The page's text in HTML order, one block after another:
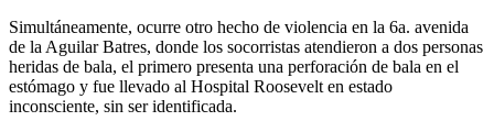
Simultáneamente, ocurre otro hecho de violencia en la 6a. avenida
de la Aguilar Batres, donde los socorristas atendieron a dos personas
heridas de bala, el primero presenta una perforación de bala en el
estómago y fue llevado al Hospital Roosevelt en estado
inconsciente, sin ser identificada.